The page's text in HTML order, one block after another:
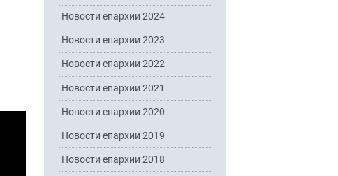
Новости епархии 2024
Новости епархии 2023
Новости епархии 2022
Новости епархии 2021
Новости епархии 2020
Новости епархии 2019
Новости епархии 2018